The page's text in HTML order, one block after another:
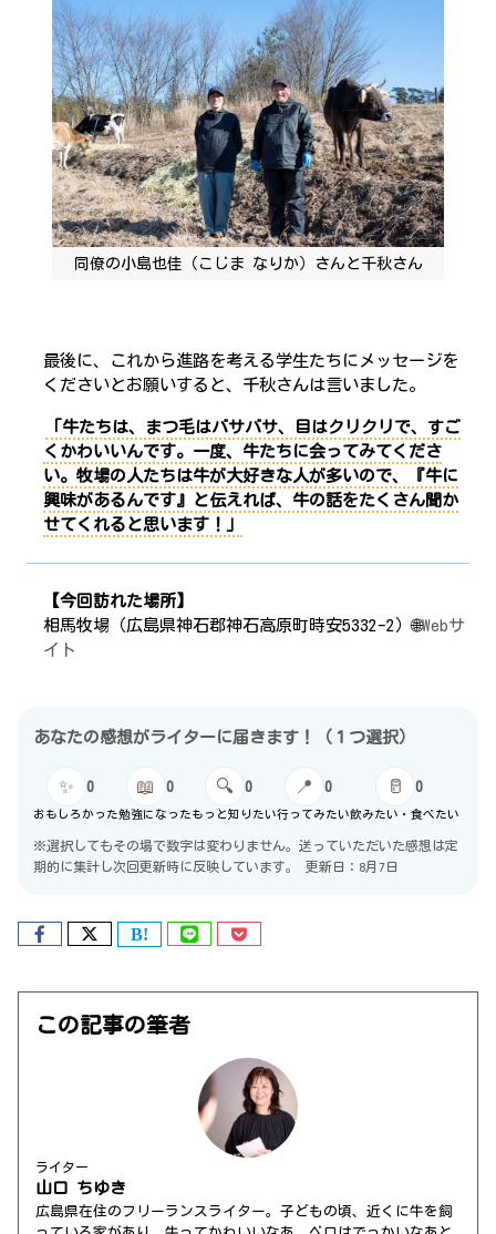
同僚の小島也佳（こじま なりか）さんと千秋さん
最後に、これから進路を考える学生たちにメッセージを
くださいとお願いすると、千秋さんは言いました。
「牛たちは、
まつ毛はバサバサ、目はクリクリで、すご
くかわいいんです。一度、牛たちに会ってみてくださ
い。牧場の人たちは牛が大好きな人が多いので、『牛に
興味があるんです』と伝えれば、牛の話をたくさん聞か
せてくれると思います！」
【今回訪れた場所】
相馬牧場（広島県神石郡神石高原町時安5332-2）🌐Webサ
イト
あなたの感想がライターに届きます！（１つ選択）
✨ 0
おもしろかった
📖 0
勉強になった
🔍 0
もっと知りたい
📍 0
行ってみたい
🥛 0
飲みたい・食べたい
※選択してもその場で数字は変わりません。送っていただいた感想は定
期的に集計し次回更新時に反映しています。
更新日：8月7日
この記事の筆者
ライター
山口 ちゆき
広島県在住のフリーランスライター。子どもの頃、近くに牛を飼